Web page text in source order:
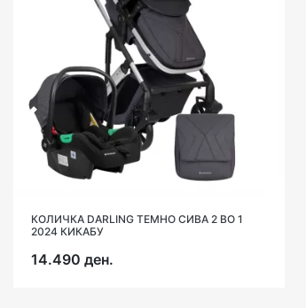
КОЛИЧКА DARLING ТЕМНО СИВА 2 ВО 1
2024 КИКАБУ
14.490 ден.